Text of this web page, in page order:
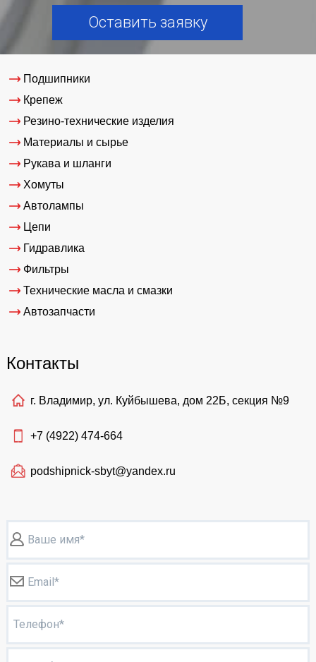
Оставить заявку
Подшипники
Крепеж
Резино-технические изделия
Материалы и сырье
Рукава и шланги
Хомуты
Автолампы
Цепи
Гидравлика
Фильтры
Технические масла и смазки
Автозапчасти
Контакты
г. Владимир, ул. Куйбышева, дом 22Б, секция №9
+7 (4922) 474-664
podshipnick-sbyt@yandex.ru
Ваше имя*
Email*
Телефон*